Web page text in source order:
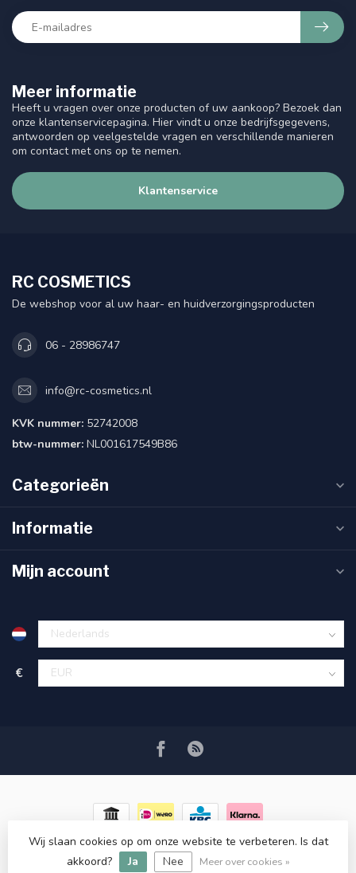
Meer informatie
Heeft u vragen over onze producten of uw aankoop? Bezoek dan
onze klantenservicepagina. Hier vindt u onze bedrijfsgegevens,
antwoorden op veelgestelde vragen en verschillende manieren
om contact met ons op te nemen.
Klantenservice
RC COSMETICS
De webshop voor al uw haar- en huidverzorgingsproducten
06 - 28986747
info@rc-cosmetics.nl
KVK nummer: 52742008
btw-nummer: NL001617549B86
Categorieën
Informatie
Mijn account
€
© Copyright 2026 RC COSMETICS- Powered byLightspeed-
Lightspeed design
Dyvelopment
Wij slaan cookies op om onze website te verbeteren. Is dat
akkoord?
Ja Nee Meer over cookies »